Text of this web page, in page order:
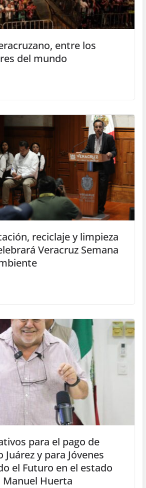
entre los
del mundo
reciclaje y limpieza
Veracruz Semana
para el pago de
Juárez y para Jóvenes
el Futuro en el estado
Manuel Huerta